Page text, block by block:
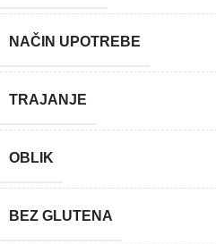
NAČIN UPOTREBE
TRAJANJE
OBLIK
BEZ GLUTENA